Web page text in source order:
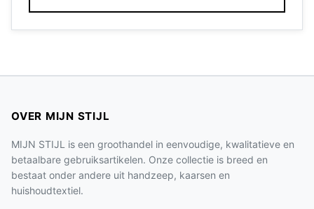
OVER MIJN STIJL
MIJN STIJL is een groothandel in eenvoudige, kwalitatieve en
betaalbare gebruiksartikelen. Onze collectie is breed en
bestaat onder andere uit handzeep, kaarsen en
huishoudtextiel.